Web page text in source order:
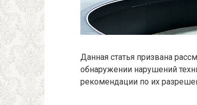
Данная статья призвана
обнаружении нарушений
рекомендации по их